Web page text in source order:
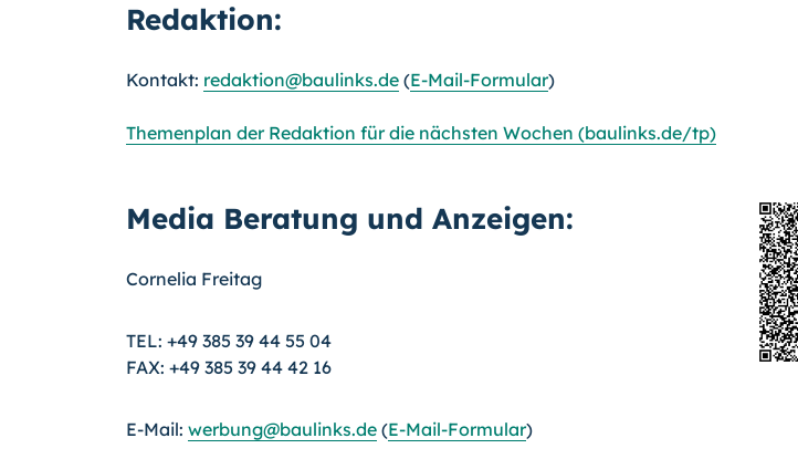
Redaktion:
Kontakt: redaktion@baulinks.de (E-Mail-Formular)
Themenplan der Redaktion für die nächsten Wochen (baulinks.de/tp)
Media Beratung und Anzeigen:
Cornelia Freitag
TEL: +49 385 39 44 55 04
FAX: +49 385 39 44 42 16
E-Mail: werbung@baulinks.de (E-Mail-Formular)